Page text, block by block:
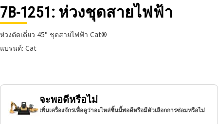
7B-1251: ห่วงชุดสายไฟฟ้า
ห่วงตัดเดี่ยว 45° ชุดสายไฟฟ้า Cat®
แบรนด์: Cat
จะพอดีหรือไม่
เพิ่มเครื่องจักรเพื่อดูว่าอะไหล่ชิ้นนี้พอดีหรือมีตัวเลือกการซ่อมหรือไม่